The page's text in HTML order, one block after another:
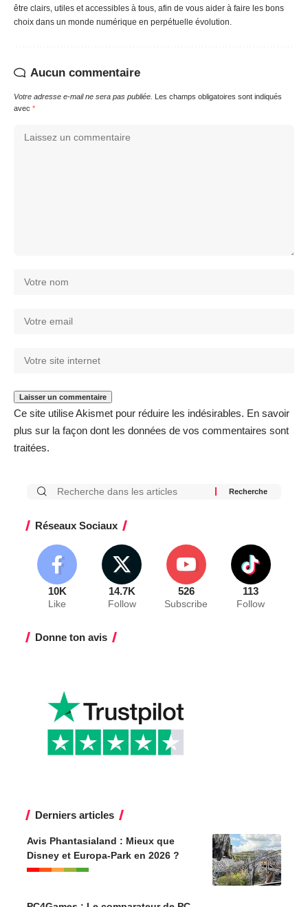
être clairs, utiles et accessibles à tous, afin de vous aider à faire les bons
choix dans un monde numérique en perpétuelle évolution.
Aucun commentaire
Votre adresse e-mail ne sera pas publiée. Les champs obligatoires sont indiqués
avec *
Ce site utilise Akismet pour réduire les indésirables. En savoir
plus sur la façon dont les données de vos commentaires sont
traitées.
Réseaux Sociaux
10K
Like
14.7K
Follow
526
Subscribe
113
Follow
Donne ton avis
Derniers articles
Avis Phantasialand : Mieux que
Disney et Europa-Park en 2026 ?